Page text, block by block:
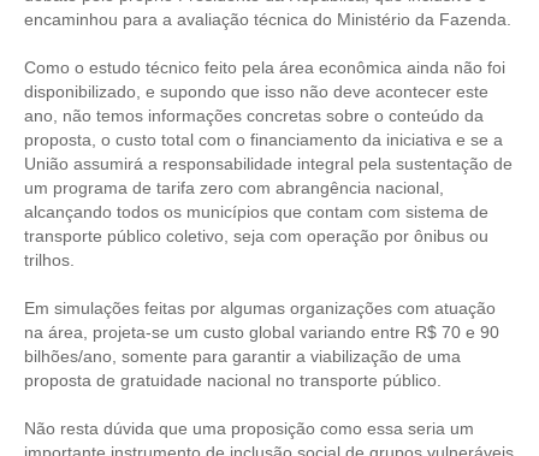
NEWSLETTER
GUIA DAS ENGENHARIAS
CONTATO
CURSOS
ENGENHEIRO EMPREENDEDOR
SEESP EDUCAÇÃO
PLATAFORMAS GRATUITAS
BENEFÍCIOS
CONVÊNIOS
encaminhou para a avaliação técnica do Ministério da Fazenda.
Como o estudo técnico feito pela área econômica ainda não foi
disponibilizado, e supondo que isso não deve acontecer este
ano, não temos informações concretas sobre o conteúdo da
proposta, o custo total com o financiamento da iniciativa e se a
União assumirá a responsabilidade integral pela sustentação de
um programa de tarifa zero com abrangência nacional,
alcançando todos os municípios que contam com sistema de
transporte público coletivo, seja com operação por ônibus ou
trilhos.
Em simulações feitas por algumas organizações com atuação
na área, projeta-se um custo global variando entre R$ 70 e 90
bilhões/ano, somente para garantir a viabilização de uma
proposta de gratuidade nacional no transporte público.
Não resta dúvida que uma proposição como essa seria um